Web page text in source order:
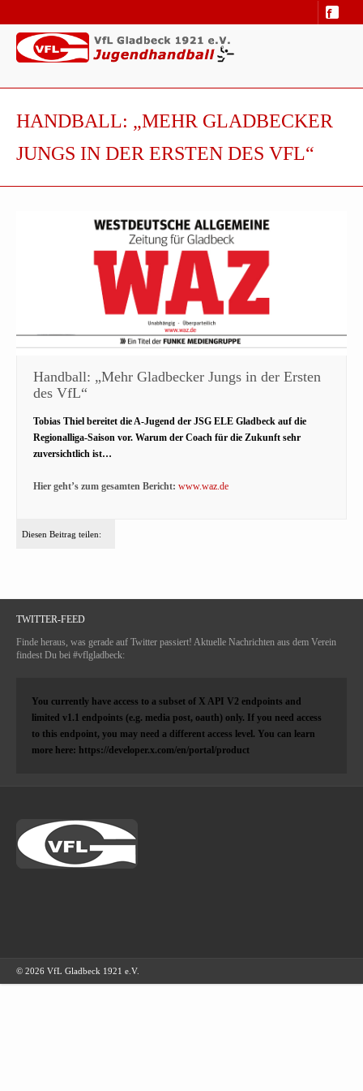
HANDBALL: „MEHR GLADBECKER
JUNGS IN DER ERSTEN DES VFL“
Handball: „Mehr Gladbecker Jungs in der Ersten
des VfL“
Tobias Thiel bereitet die A-Jugend der JSG ELE Gladbeck auf die
Regionalliga-Saison vor. Warum der Coach für die Zukunft sehr
zuversichtlich ist…
Hier geht’s zum gesamten Bericht: www.waz.de
Diesen Beitrag teilen:
TWITTER-FEED
Finde heraus, was gerade auf Twitter passiert! Aktuelle Nachrichten aus dem Verein
findest Du bei #vflgladbeck:
You currently have access to a subset of X API V2 endpoints and
limited v1.1 endpoints (e.g. media post, oauth) only. If you need access
to this endpoint, you may need a different access level. You can learn
more here: https://developer.x.com/en/portal/product
© 2026 VfL Gladbeck 1921 e.V.